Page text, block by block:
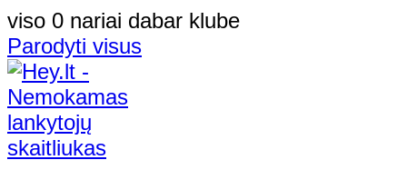
viso 0 nariai dabar klube
Parodyti visus